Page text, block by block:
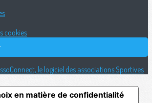
cookies
le logiciel des associations Sportives
en matière de confidentialité